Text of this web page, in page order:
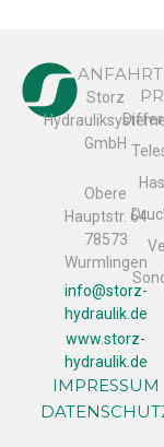
ANFAHRT
Storz
GmbH
Obere
Hauptstr. 64
78573
Wurmlingen
info@storz-
hydraulik.de
www.storz-
hydraulik.de
IMPRESSUM